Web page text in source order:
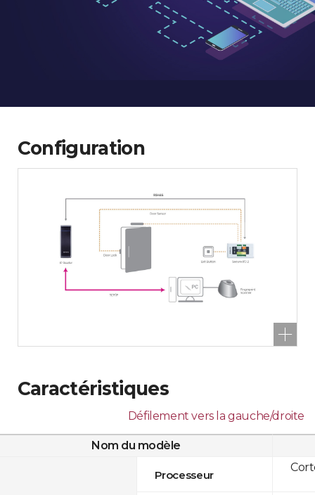
Configuration
Caractéristiques
Défilement vers la gauche/droite
Nom du modèle
Processeur